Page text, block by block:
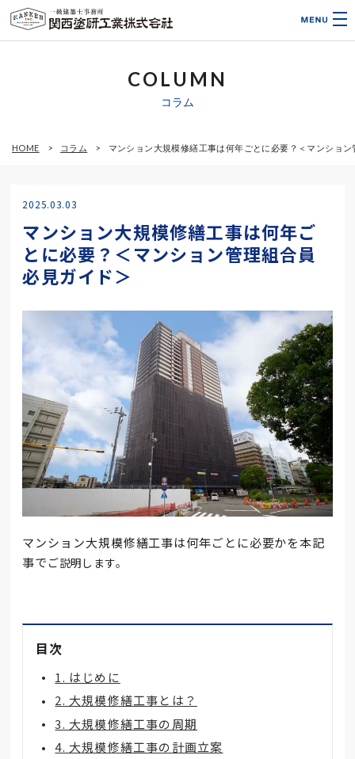
COLUMN
コラム
HOME コラム マンション大規模修繕工事は何年ごとに必要？＜マンショ
2025.03.03
マンション大規模修繕工事は何年ご
とに必要？＜マンション管理組合員
必見ガイド＞
マンション大規模修繕工事は何年ごとに必要かを本記
事で ご説明します。
目次
1. はじめに
2. 大規模修繕工事とは？
3. 大規模修繕工事の周期
4. 大規模修繕工事の計画立案